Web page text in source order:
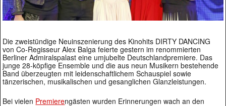
Die zweistündige Neuinszenierung des Kinohits DIRTY DANCING
von Co-Regisseur Alex Balga feierte gestern im renommierten
Berliner Admiralspalast eine umjubelte Deutschlandpremiere. Das
junge 28-köpfige Ensemble und die aus neun Musikern bestehende
Band überzeugten mit leidenschaftlichem Schauspiel sowie
tänzerischen, musikalischen und gesanglichen Glanzleistungen.
Bei vielen Premierengästen wurden Erinnerungen wach an den